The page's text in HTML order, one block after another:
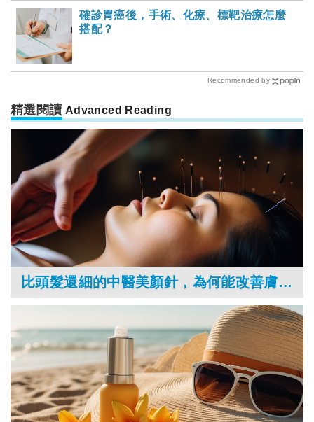
確診胃癌後，手術、化療、標靶治療怎麼
搭配？
Recommended by
精選閱讀 Advanced Reading
比頭髮還細的中醫美顏針，為何能改善膚況？